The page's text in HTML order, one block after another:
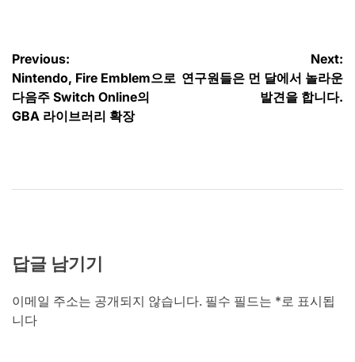
글
탐
색
Previous:
Nintendo, Fire Emblem으로
다음주 Switch Online의
GBA 라이브러리 확장
Next:
연구원들은 먼 달에서 놀라운
발견을 합니다.
답글 남기기
이메일 주소는 공개되지 않습니다. 필수 필드는 *로 표시됩
니다